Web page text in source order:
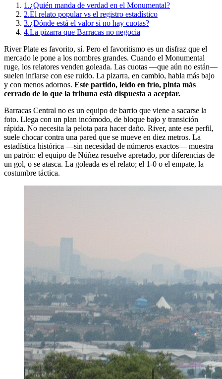
1.¿Quién manda de verdad en el Monumental?
2.El relato popular vs el registro estadístico
3.¿Dónde está el valor si no hay cuotas?
4.La pizarra que Barracas no negocia
River Plate es favorito, sí. Pero el favoritismo es un disfraz que el
mercado le pone a los nombres grandes. Cuando el Monumental
ruge, los relatores venden goleada. Las cuotas —que aún no están—
suelen inflarse con ese ruido. La pizarra, en cambio, habla más bajo
y con menos adornos. Este partido, leído en frío, pinta más
cerrado de lo que la tribuna está dispuesta a aceptar.
Barracas Central no es un equipo de barrio que viene a sacarse la
foto. Llega con un plan incómodo, de bloque bajo y transición
rápida. No necesita la pelota para hacer daño. River, ante ese perfil,
suele chocar contra una pared que se mueve en diez metros. La
estadística histórica —sin necesidad de números exactos— muestra
un patrón: el equipo de Núñez resuelve apretado, por diferencias de
un gol, o se atasca. La goleada es el relato; el 1-0 o el empate, la
costumbre táctica.